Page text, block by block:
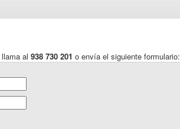
llama al 938 730 201 o envía el siguiente formulario: